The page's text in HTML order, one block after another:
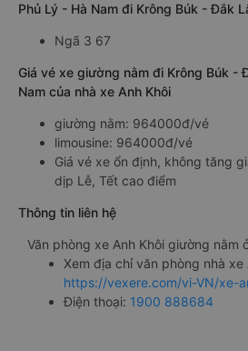
Phủ Lý - Hà Nam đi Krông Búk - Đắk
Ngã 3 67
Giá vé xe giường nằm đi Krông Búk -
Nam của nhà xe Anh Khôi
giường nằm: 964000đ/vé
limousine: 964000đ/vé
Giá vé xe ổn định, không tăng
dịp Lễ, Tết cao điểm
Thông tin liên hệ
Văn phòng xe Anh Khôi giường nằm
Xem địa chỉ văn phòng nhà xe
https://vexere.com/vi-VN/xe-
Điện thoại: 1900 888684